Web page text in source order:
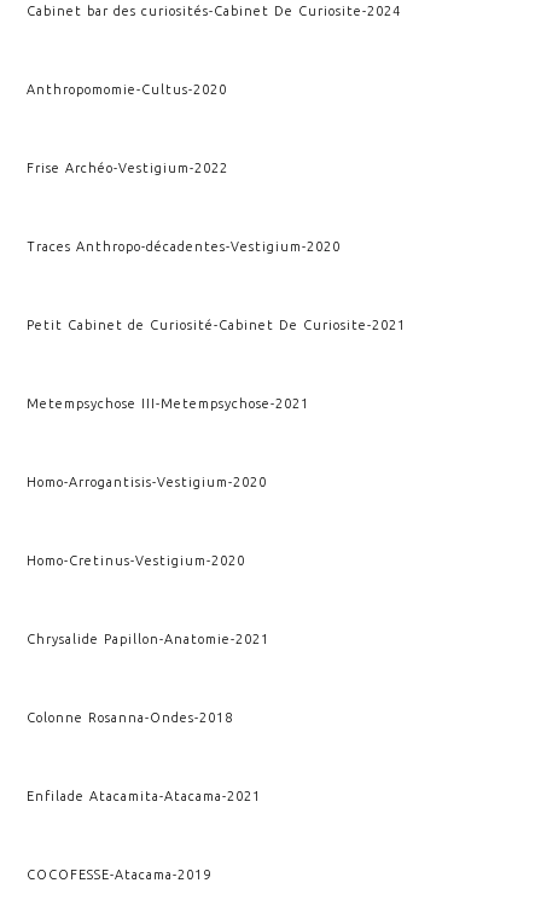
Cabinet bar des curiosités-Cabinet De Curiosite-2024
Anthropomomie-Cultus-2020
Frise Archéo-Vestigium-2022
Traces Anthropo-décadentes-Vestigium-2020
Petit Cabinet de Curiosité-Cabinet De Curiosite-2021
Metempsychose III-Metempsychose-2021
Homo-Arrogantisis-Vestigium-2020
Homo-Cretinus-Vestigium-2020
Chrysalide Papillon-Anatomie-2021
Colonne Rosanna-Ondes-2018
Enfilade Atacamita-Atacama-2021
COCOFESSE-Atacama-2019